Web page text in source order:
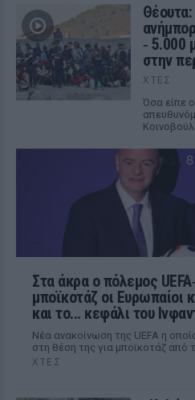
Θέουτα:
‑ 5.000
στην
ΧΤΕΣ
Όσα είπε
Στα άκρα ο πόλεμος
μποϊκοτάζ οι Ευρωπαίοι
και το... κεφάλι του
Νέα ανακοίνωση της UEFA η
στη θέση της για μποϊκοτάζ από
ΧΤΕΣ